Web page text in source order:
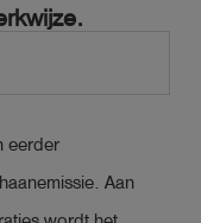
eerder
Aan